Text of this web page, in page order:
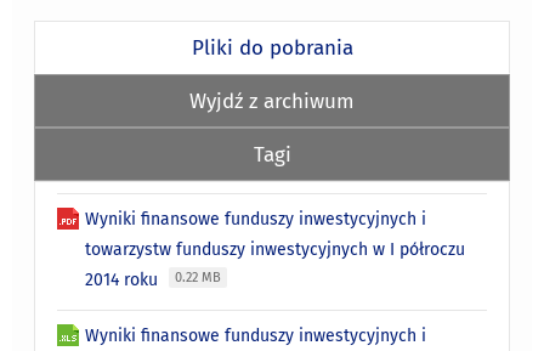
Pliki do pobrania
Wyjdź z archiwum
Tagi
Wyniki finansowe funduszy inwestycyjnych i
towarzystw funduszy inwestycyjnych w I półroczu
2014 roku
0.22 MB
Wyniki finansowe funduszy inwestycyjnych i